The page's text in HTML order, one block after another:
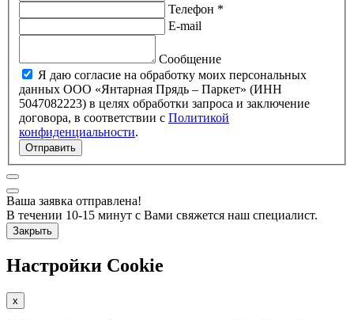
Телефон *
E-mail
Сообщение
Я даю согласие на обработку моих персональных
данных ООО «Янтарная Прядь – Паркет» (ИНН
5047082223) в целях обработки запроса и заключение
договора, в соответствии с Политикой
конфиденциальности.
Отправить
Ваша заявка отправлена!
В течении 10-15 минут с Вами свяжется наш специалист.
Закрыть
Настройки Cookie
x